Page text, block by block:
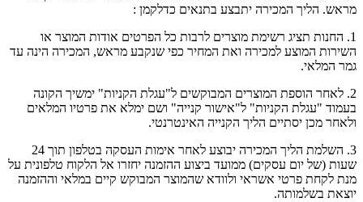
מראש. הליך המכירה יתבצע בתנאים כדלקמן :
1. החנות תציג רשימת מוצרים לרבות כל הפרטים אודות המוצר או
השירות המוצע למכירה ואת המחיר כפי שנקבע מראש, המכירה הינה עד
גמר המלאי.
2. לאחר הוספת המוצרים המבוקשים ל"עגלת הקניות" ימשיך הקונה
בעמוד "עגלת הקניות" ל"אישור קנייה" ושם ימלא את פרטיו המלאים
ולאחר מכן יסתיים הליך הקנייה האינטרנטי.
3. השלמת הליך המכירה יבוצע לאחר אימות העסקה בטלפון תוך 24
שעות (של יום עסקים) ממועד ביצוע ההזמנה יחזרו אל הלקוח טלפונית על
מנת לקחת פרטי אשראי ולוודא שהמוצר המבוקש קיים במלאי וההזמנה
יוצאת בשלמותה.